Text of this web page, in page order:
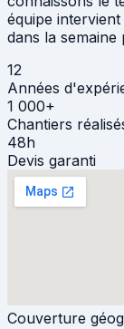
équipe
dans la
12
Années
1 000+
Chantiers
48h
Devis garanti
Couverture